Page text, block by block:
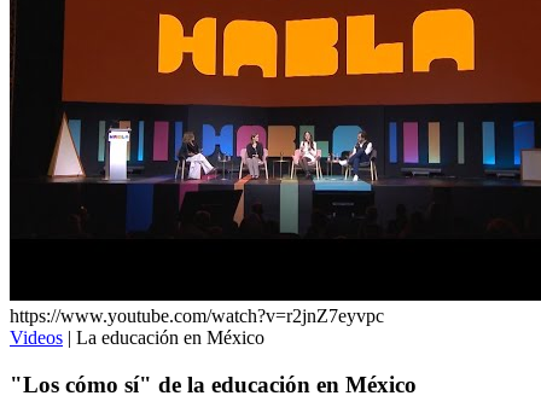
https://www.youtube.com/watch?v=r2jnZ7eyvpc
Videos | La educación en México
"Los cómo sí" de la educación en México